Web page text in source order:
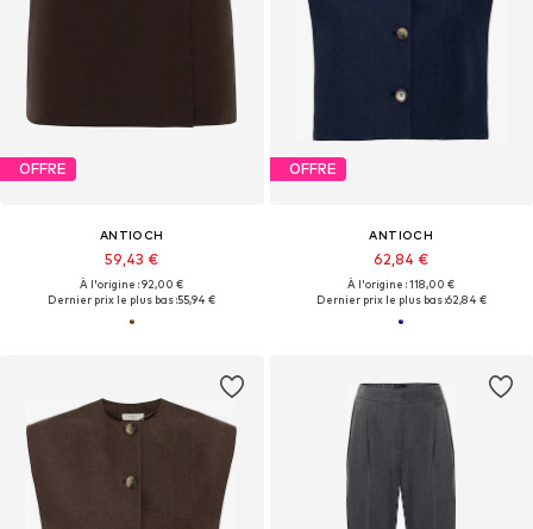
OFFRE
ANTIOCH
59,43 €
À l'origine : 92,00 €
Dernier prix le plus bas :55,94 €
OFFRE
ANTIOCH
62,84 €
À l'origine : 118,00 €
Dernier prix le plus bas :62,84 €